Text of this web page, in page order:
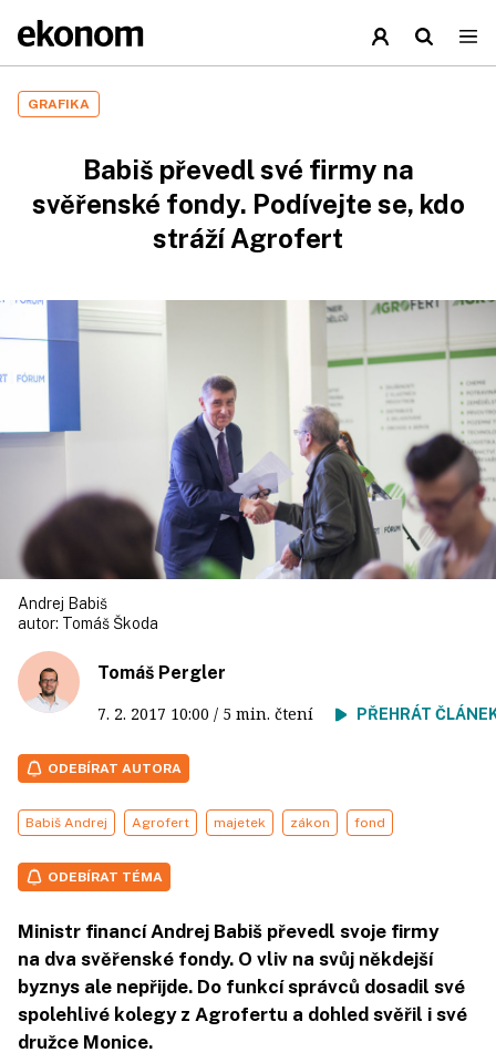
GRAFIKA
Babiš převedl své firmy na
svěřenské fondy. Podívejte se, kdo
stráží Agrofert
Andrej Babiš
autor: Tomáš Škoda
Tomáš Pergler
7. 2. 2017 10:00 / 5 min. čtení PŘEHRÁT
ODEBÍRAT AUTORA
Babiš Andrej Agrofert majetek zákon fond
ODEBÍRAT TÉMA
Ministr financí Andrej Babiš převedl svoje firmy
na dva svěřenské fondy. O vliv na svůj někdejší
byznys ale nepřijde. Do funkcí správců dosadil své
spolehlivé kolegy z Agrofertu a dohled svěřil i své
družce Monice.